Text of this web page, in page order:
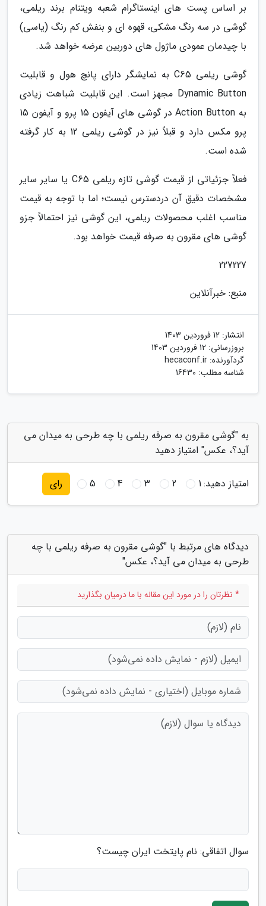
بر اساس پست های اینستاگرام شعبه ویتنام برند ریلمی،
گوشی در سه رنگ مشکی، قهوه ای و بنفش کم رنگ (یاسی)
با چیدمان عمودی ماژول های دوربین عرضه خواهد شد.
گوشی ریلمی C65 به نمایشگر دارای پانچ هول و قابلیت
Dynamic Button مجهز است. این قابلیت شباهت زیادی
به Action Button در گوشی های آیفون 15 پرو و آیفون 15
پرو مکس دارد و قبلاً نیز در گوشی ریلمی 12 به کار گرفته
شده است.
فعلاً جزئیاتی از قیمت گوشی تازه ریلمی C65 یا سایر سایر
مشخصات دقیق آن دردسترس نیست؛ اما با توجه به قیمت
مناسب اغلب محصولات ریلمی، این گوشی نیز احتمالاً جزو
گوشی های مقرون به صرفه قیمت خواهد بود.
227227
منبع: خبرآنلاین
انتشار: 12 فروردین 1403
بروزرسانی: 12 فروردین 1403
گردآورنده: hecaconf.ir
شناسه مطلب: 16430
به "گوشی مقرون به صرفه ریلمی با چه طرحی به میدان می
آید؟، عکس" امتیاز دهید
امتیاز دهید:1
2
3
4
5 رای
دیدگاه های مرتبط با "گوشی مقرون به صرفه ریلمی با چه
طرحی به میدان می آید؟، عکس"
* نظرتان را در مورد این مقاله با ما درمیان بگذارید
سوال اتفاقی: نام پایتخت ایران چیست؟